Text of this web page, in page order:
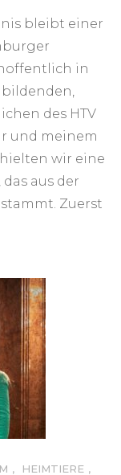
bleibt einer
hoffentlich in
des HTV
und meinem
wir eine
aus der
Zuerst
, HEIMTIERE ,